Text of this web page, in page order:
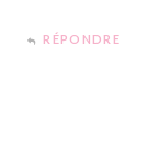
RÉPONDRE